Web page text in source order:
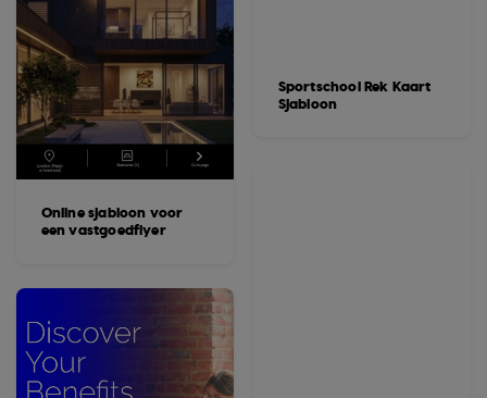
Online sjabloon voor
een vastgoedflyer
Sportschool Rek Kaart
Sjabloon